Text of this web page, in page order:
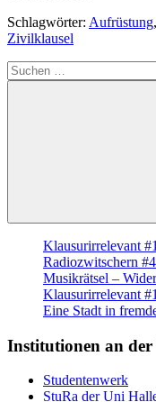
Schlagwörter: Aufrüstung,
Zivilklausel
Suche
nach:
Klausurirrelevant
Radiozwitschern
Musikrätsel –
Klausurirrelevant
Eine Stadt in
Institutionen an
Studentenwerk
StuRa der Uni